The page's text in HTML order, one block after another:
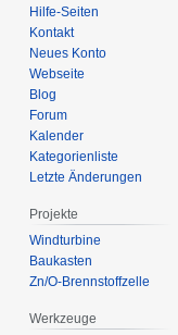
Hilfe-Seiten
Kontakt
Neues Konto
Webseite
Blog
Forum
Kalender
Kategorienliste
Letzte Änderungen
Projekte
Windturbine
Baukasten
Zn/O-Brennstoffzelle
Werkzeuge